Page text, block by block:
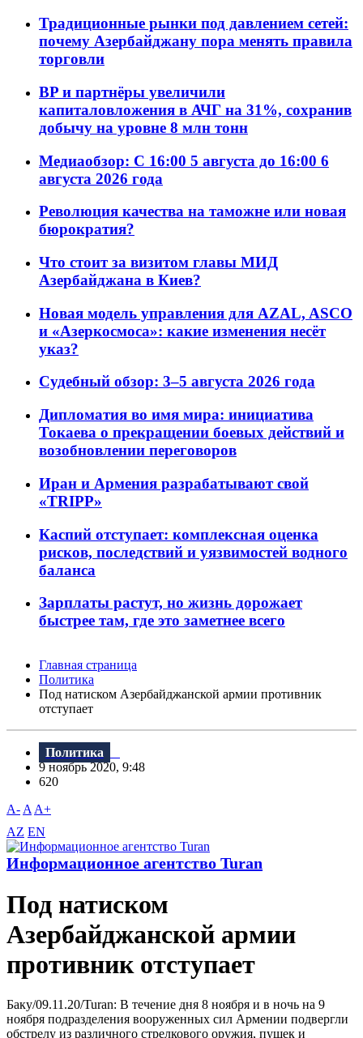
Традиционные рынки под давлением сетей:
почему Азербайджану пора менять правила
торговли
BP и партнёры увеличили
капиталовложения в АЧГ на 31%, сохранив
добычу на уровне 8 млн тонн
Медиаобзор: С 16:00 5 августа до 16:00 6
августа 2026 года
Революция качества на таможне или новая
бюрократия?
Что стоит за визитом главы МИД
Азербайджана в Киев?
Новая модель управления для AZAL, ASCO
и «Азеркосмоса»: какие изменения несёт
указ?
Судебный обзор: 3–5 августа 2026 года
Дипломатия во имя мира: инициатива
Токаева о прекращении боевых действий и
возобновлении переговоров
Иран и Армения разрабатывают свой
«TRIPP»
Каспий отступает: комплексная оценка
рисков, последствий и уязвимостей водного
баланса
Зарплаты растут, но жизнь дорожает
быстрее там, где это заметнее всего
Главная страница
Политика
Под натиском Азербайджанской армии противник
отступает
Политика
9 ноябрь 2020, 9:48
620
A- A A+
AZ EN
Информационное агентство Turan
Под натиском
Азербайджанской армии
противник отступает
Баку/09.11.20/Turan: В течение дня 8 ноября и в ночь на 9
ноября подразделения вооруженных сил Армении подвергли
обстрелу из различного стрелкового оружия, пушек и